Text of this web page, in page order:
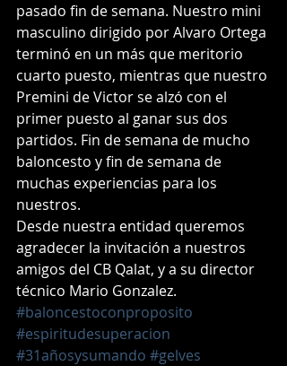
pasado fin de semana. Nuestro mini
masculino dirigido por Alvaro Ortega
terminó en un más que meritorio
cuarto puesto, mientras que nuestro
Premini de Victor se alzó con el
primer puesto al ganar sus dos
partidos. Fin de semana de mucho
baloncesto y fin de semana de
muchas experiencias para los
nuestros.
Desde nuestra entidad queremos
agradecer la invitación a nuestros
amigos del CB Qalat, y a su director
técnico Mario Gonzalez.
#baloncestoconproposito
#espiritudesuperacion
#31añosysumando #gelves